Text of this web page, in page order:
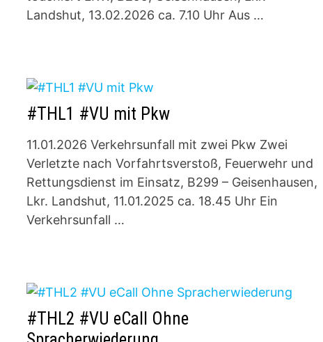
Landshut, 13.02.2026 ca. 7.10 Uhr Aus …
#THL1 #VU mit Pkw
11.01.2026 Verkehrsunfall mit zwei Pkw Zwei
Verletzte nach Vorfahrtsverstoß, Feuerwehr und
Rettungsdienst im Einsatz, B299 – Geisenhausen,
Lkr. Landshut, 11.01.2025 ca. 18.45 Uhr Ein
Verkehrsunfall …
#THL2 #VU eCall Ohne